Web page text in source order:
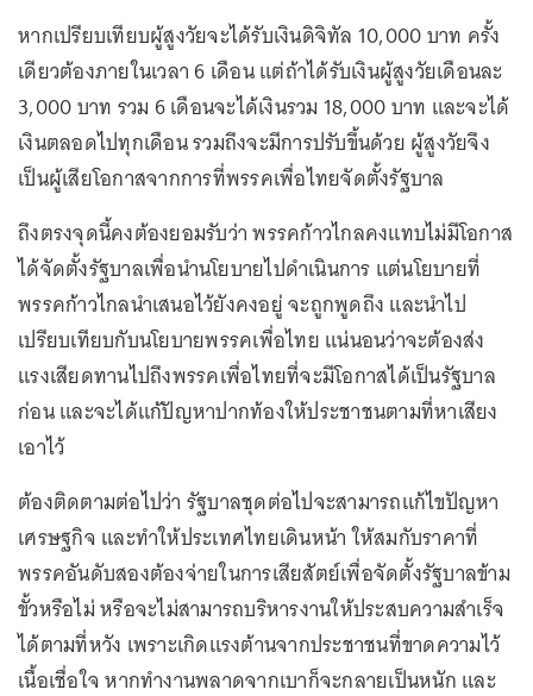
หากเปรียบเทียบผู้สูงวัยจะได้รับเงินดิจิทัล 10,000 บาท ครั้ง
เดียวต้องภายในเวลา 6 เดือน แต่ถ้าได้รับเงินผู้สูงวัยเดือนละ
3,000 บาท รวม 6 เดือนจะได้เงินรวม 18,000 บาท และจะได้
เงินตลอดไปทุกเดือน รวมถึงจะมีการปรับขึ้นด้วย ผู้สูงวัยจึง
เป็นผู้เสียโอกาสจากการที่พรรคเพื่อไทยจัดตั้งรัฐบาล
ถึงตรงจุดนี้คงต้องยอมรับว่า พรรคก้าวไกลคงแทบไม่มีโอกาส
ได้จัดตั้งรัฐบาลเพื่อนำนโยบายไปดำเนินการ แต่นโยบายที่
พรรคก้าวไกลนำเสนอไว้ยังคงอยู่ จะถูกพูดถึง และนำไป
เปรียบเทียบกับนโยบายพรรคเพื่อไทย แน่นอนว่าจะต้องส่ง
แรงเสียดทานไปถึงพรรคเพื่อไทยที่จะมีโอกาสได้เป็นรัฐบาล
ก่อน และจะได้แก้ปัญหาปากท้องให้ประชาชนตามที่หาเสียง
เอาไว้
ต้องติดตามต่อไปว่า รัฐบาลชุดต่อไปจะสามารถแก้ไขปัญหา
เศรษฐกิจ และทำให้ประเทศไทยเดินหน้า ให้สมกับราคาที่
พรรคอันดับสองต้องจ่ายในการเสียสัตย์เพื่อจัดตั้งรัฐบาลข้าม
ขั้วหรือไม่ หรือจะไม่สามารถบริหารงานให้ประสบความสำเร็จ
ได้ตามที่หวัง เพราะเกิดแรงต้านจากประชาชนที่ขาดความไว้
เนื้อเชื่อใจ หากทำงานพลาดจากเบาก็จะกลายเป็นหนัก และ